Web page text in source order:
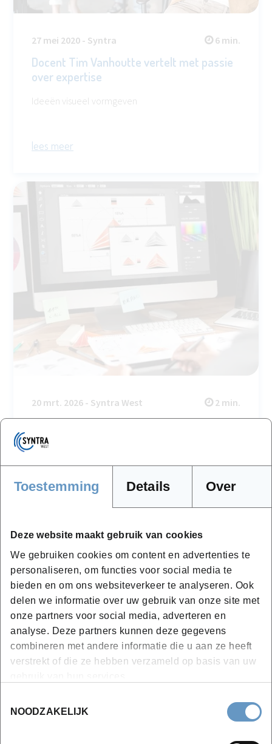
Toestemming Details Over
Deze website maakt gebruik van cookies
We gebruiken cookies om content en advertenties te
personaliseren, om functies voor social media te
bieden en om ons websiteverkeer te analyseren. Ook
delen we informatie over uw gebruik van onze site met
onze partners voor social media, adverteren en
analyse. Deze partners kunnen deze gegevens
combineren met andere informatie die u aan ze heeft
verstrekt of die ze hebben verzameld op basis van uw
NOODZAKELIJK
27 mei 2020 - Syntra 6 min.
Docent Tim Vanhoutte vertelt met passie
over expertise
Ideeën visueel vormgeven
lees meer
20 mrt. 2026 - Syntra West 2 min.
Grafische studio Syntra West zoekt echte
opdrachten voor cur...
Bedrijven en organisaties kunnen in mei 2026
van Syntra West in een tijdelijke grafische studio op